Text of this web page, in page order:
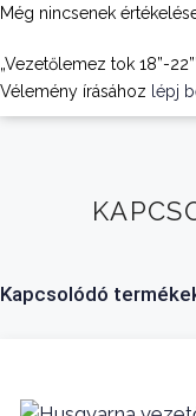
Még nincsenek
„Vezetőlemez tok 18”-
Vélemény írásához lépj
Kapcsolódó